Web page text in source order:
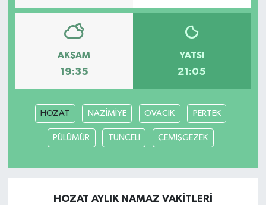
AKŞAM
19:35
YATSI
21:05
HOZAT NAZİMİYE OVACIK PERTEK
PÜLÜMÜR TUNCELİ ÇEMİŞGEZEK
HOZAT AYLIK NAMAZ VAKITLERI